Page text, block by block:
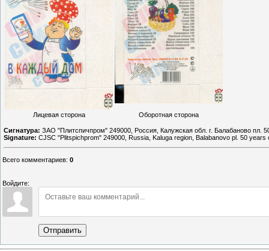
Лицевая сторона Оборотная сторона
Сигнатура: ЗАО "Плитспичпром" 249000, Россия, Калужская обл. г. Балабаново пл.
Signature: CJSC "Plitspichprom" 249000, Russia, Kaluga region, Balabanovo pl. 50
Всего комментариев: 0
Войдите:
Отправить